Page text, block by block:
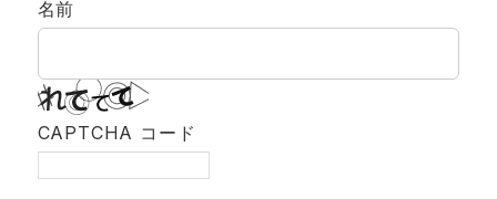
名前
CAPTCHA コード